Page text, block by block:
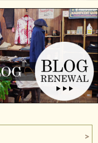
With Apolo & Coin
施しています。アメリカ製
スを使用。裏面には箔押し
ーム付き。1点1点手染め